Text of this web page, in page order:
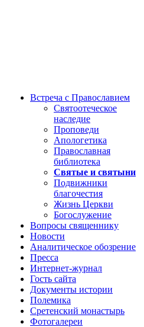
Встреча с Православием
Святоотеческое
наследие
Проповеди
Апологетика
Православная
библиотека
Святые и святыни
Подвижники
благочестия
Жизнь Церкви
Богослужение
Вопросы священнику
Новости
Аналитическое обозрение
Пресса
Интернет-журнал
Гость сайта
Документы истории
Полемика
Сретенский монастырь
Фотогалереи